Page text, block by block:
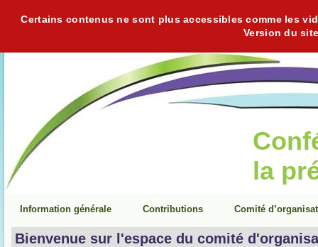
Certains contenus ne sont plus accessibles comme les
Version du
la
Information générale Contributions Comité
Bienvenue sur l'espace du comité